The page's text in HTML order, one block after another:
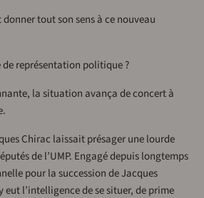
donner tout son sens à ce nouveau
représentation politique ?
la situation avança de concert à
Chirac laissait présager une lourde
de l’UMP. Engagé depuis longtemps
pour la succession de Jacques
eut l’intelligence de se situer, de prime